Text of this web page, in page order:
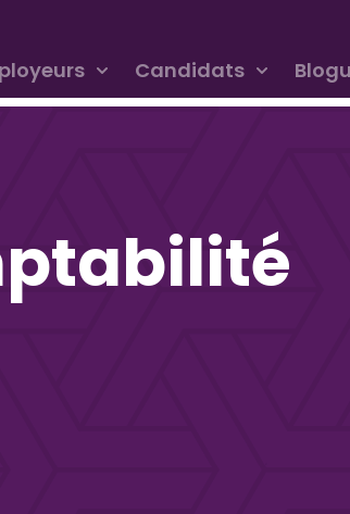
Candidats